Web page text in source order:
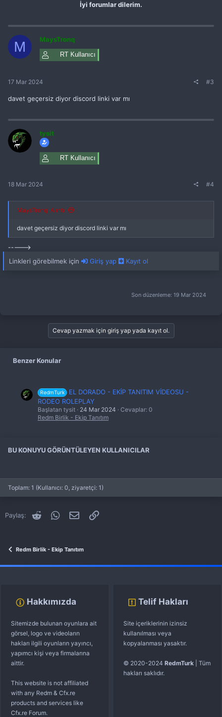
İyi forumlar dilerim.
M MaysTronq
RT Kullanıcı
17 Mar 2024 #3
davet geçersiz diyor discord linki var mı
tysit
RT Kullanıcı
18 Mar 2024 #4
MaysTronq' Alıntı:
davet geçersiz diyor discord linki var mı
----->
Linkleri görebilmek için
Giriş yap Kayıt ol
Son düzenleme: 19 Mar 2024
Cevap yazmak için giriş yap yada kayıt ol.
Benzer Konular
RedmTurk
EL DORADO - EKİP TANITIM VİDEOSU -
RODEO ROLEPLAY
Başlatan tysit 24 Mar 2024
Cevaplar: 0
Redm Birlik - Ekip Tanıtım
BU KONUYU GÖRÜNTÜLEYEN KULLANICILAR
Toplam: 1 (Kullanıcı: 0, ziyaretçi: 1)
Paylaş: RedditWhatsApp
E-postaLink
Redm Birlik - Ekip Tanıtım
Hakkımızda
Sitemizde bulunan oyunlara ait
görsel, logo ve videoların
hakları ilgili oyunların yayıncı,
yapımcı kişi veya firmalarına
aittir.
This website is not affiliated
with any Redm & Cfx.re
products and services like
Cfx.re Forum.
Telif Hakları
Site içeriklerinin izinsiz
kullanılması veya
kopyalanması yasaktır.
© 2020-2024 RedmTurk | Tüm
hakları saklıdır.